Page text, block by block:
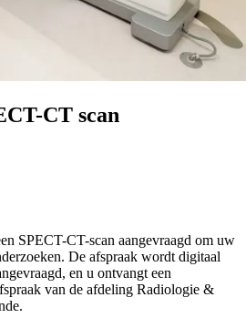
CT scan
SPECT-CT-scan aangevraagd om uw
De afspraak wordt digitaal
en u ontvangt een
van de afdeling Radiologie &